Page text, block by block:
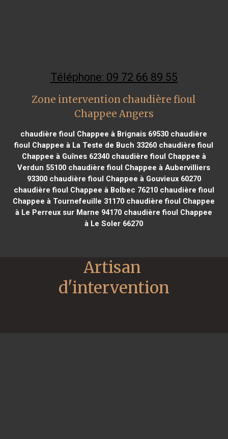
Téléphone: 09 72 66 89 55
Zone intervention chaudière fioul
Chappee Angers
chaudière fioul Chappee à Brignais 69530 chaudière
fioul Chappee à La Teste de Buch 33260 chaudière fioul
Chappee à Guînes 62340chaudière fioul Chappee à
Verdun 55100 chaudière fioul Chappee à Aubervilliers
93300chaudière fioul Chappee à Gouvieux 60270
chaudière fioul Chappee à Bolbec 76210chaudière fioul
Chappee à Tournefeuille 31170 chaudière fioul Chappee
à Le Perreux sur Marne 94170 chaudière fioul Chappee
à Le Soler 66270
Artisan
d'intervention